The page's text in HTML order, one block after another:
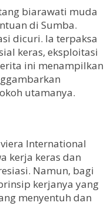
biarawati muda
di Sumba.
dicuri. Ia terpaksa
keras, eksploitasi
ini menampilkan
utamanya.
International
kerja keras dan
Namun, bagi
kerjanya yang
menyentuh dan